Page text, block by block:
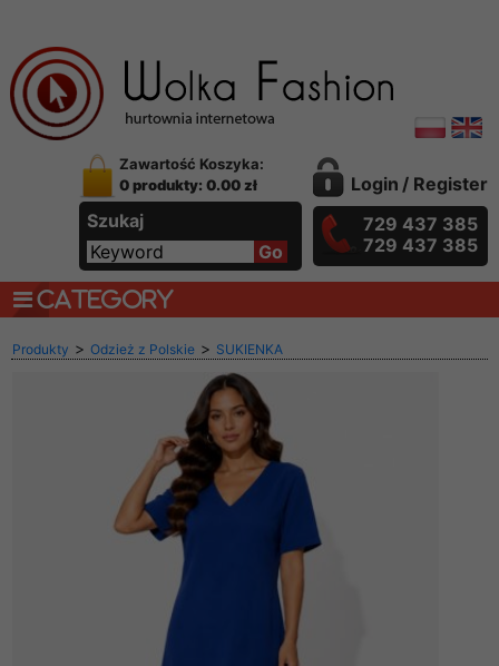
Zawartość Koszyka:
0 produkty: 0.00 zł
Szukaj
Login / Register
729 437 385
729 437 385
CATEGORY
Produkty > Odzież z Polskie > SUKIENKA